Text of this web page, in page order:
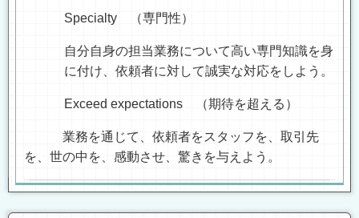
Specialty （専門性）
自分自身の担当業務について高い専門知識を身
に付け、依頼者に対して誠実な対応をしよう。
Exceed expectations （期待を超える）
業務を通じて、依頼者をスタッフを、取引先
を、世の中を、感動させ、驚きを与えよう。